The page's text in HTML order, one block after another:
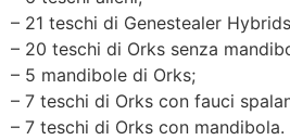
– 21 teschi di Genestealer
– 20 teschi di Orks senza
– 5 mandibole di Orks;
– 7 teschi di Orks con fauci
– 7 teschi di Orks con mandibola.